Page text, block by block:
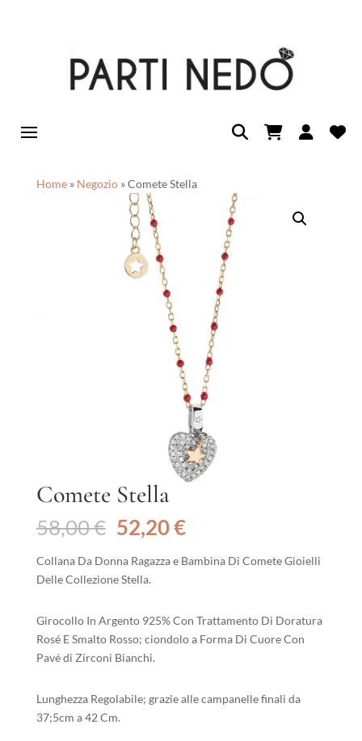
Home» Negozio»Comete Stella
Comete Stella
58,00€ Il
prezzo
originale
era:
52,20€Il
attuale
Collana Da Donna Ragazza e Bambina Di Comete Gioielli
Delle Collezione Stella.
Girocollo In Argento 925% Con Trattamento Di Doratura
Rosé E Smalto Rosso; ciondolo a Forma Di Cuore Con
Pavé di Zirconi Bianchi.
Lunghezza Regolabile; grazie alle campanelle finali da
37;5cm a 42 Cm.